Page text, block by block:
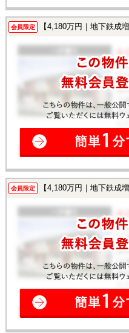
会員限定 【4,180万円｜地下鉄成増駅
会員限定 【4,180万円｜地下鉄成増駅